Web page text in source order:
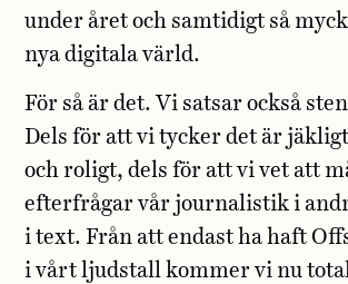
under året och samtidigt så
nya digitala värld.
För så är det. Vi satsar också
Dels för att vi tycker det är
och roligt, dels för att vi vet att
efterfrågar vår journalistik i
i text. Från att endast ha haft
i vårt ljudstall kommer vi nu